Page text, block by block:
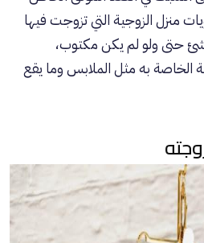
منزل الزوجية التي تزوجت فيها
شئ حتى ولو لم يكن مكتوب،
الخاصة به مثل الملابس وما يقع